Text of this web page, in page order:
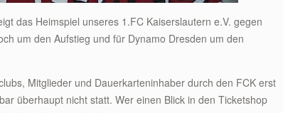
das Heimspiel unseres 1.FC Kaiserslautern e.V. gegen
um den Aufstieg und für Dynamo Dresden um den
Mitglieder und Dauerkarteninhaber durch den FCK erst
überhaupt nicht statt. Wer einen Blick in den Ticketshop